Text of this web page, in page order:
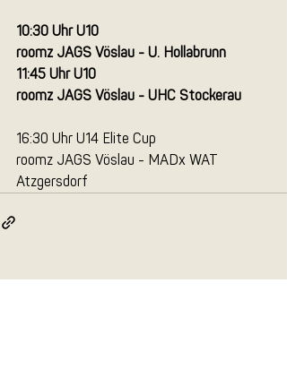
10:30 Uhr U10
roomz JAGS Vöslau - U. Hollabrunn
11:45 Uhr U10
roomz JAGS Vöslau - UHC Stockerau
16:30 Uhr U14 Elite Cup
roomz JAGS Vöslau - MADx WAT
Atzgersdorf